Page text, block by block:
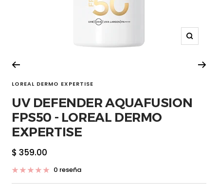
Zoom
LOREAL DERMO EXPERTISE
UV DEFENDER AQUAFUSION
FPS50 - LOREAL DERMO
EXPERTISE
Precio
de
venta
$ 359.00
0 reseña